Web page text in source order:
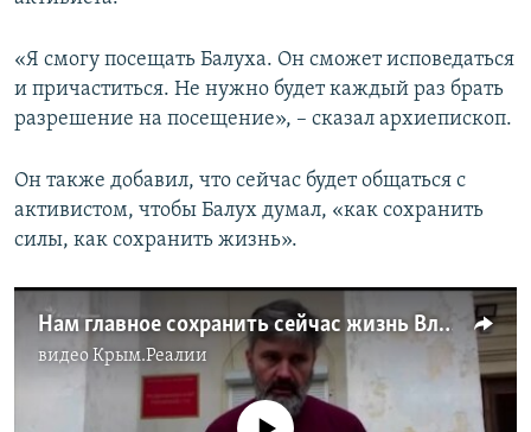
КРЫМ.НЕПОКОРЕННЫЙ
УКРАИНСКАЯ ПРОБЛЕМА КРЫМА
Все сайты RFE/RL
«Я смогу посещать Балуха. Он сможет исповедаться
и причаститься. Не нужно будет каждый раз брать
разрешение на посещение», – сказал архиепископ.
Он также добавил, что сейчас будет общаться с
активистом, чтобы Балух думал, «как сохранить
силы, как сохранить жизнь».
Нам главное сохранить сейчас жизнь Владимира Балуха – архиепископ Климент (видео)
видеоКрым.Реалии
No media source currently available